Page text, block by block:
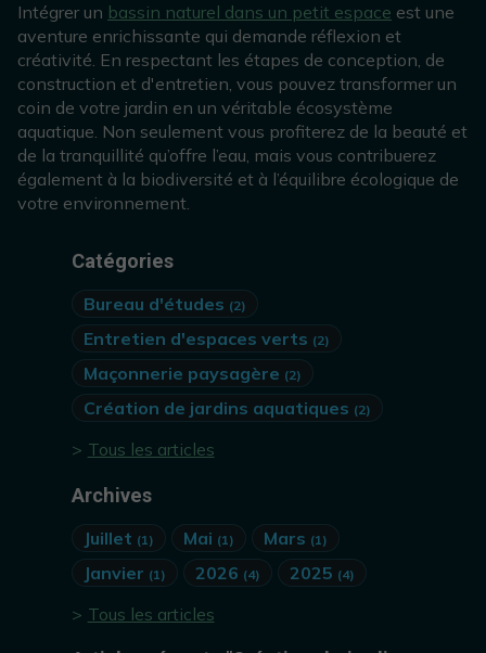
Catégories
Bureau d'études (2)
Entretien d'espaces verts (2)
Maçonnerie paysagère (2)
Création de jardins aquatiques (2)
Tous les articles
Archives
Juillet (1) Mai (1) Mars (1)
Janvier (1) 2026 (4) 2025 (4)
Tous les articles
Intégrer un bassin naturel dans un petit espace est une
aventure enrichissante qui demande réflexion et
créativité. En respectant les étapes de conception, de
construction et d'entretien, vous pouvez transformer un
coin de votre jardin en un véritable écosystème
aquatique. Non seulement vous profiterez de la beauté et
de la tranquillité qu’offre l’eau, mais vous contribuerez
également à la biodiversité et à l’équilibre écologique de
votre environnement.